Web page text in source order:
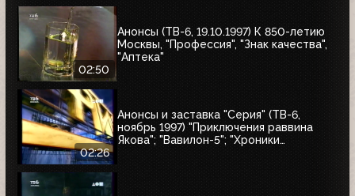
02:50
Анонсы (ТВ-6, 19.10.1997) К 850-летию
Москвы, "Профессия", "Знак качества",
"Аптека"
02:26
Анонсы и заставка "Серия" (ТВ-6,
ноябрь 1997) "Приключения раввина
Якова"; "Вавилон-5"; "Хроники